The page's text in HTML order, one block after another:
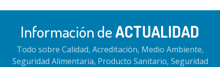
Información deACTUALIDAD
Todo sobre Calidad, Acreditación, Medio Ambiente,
Seguridad Alimentaria, Producto Sanitario, Seguridad